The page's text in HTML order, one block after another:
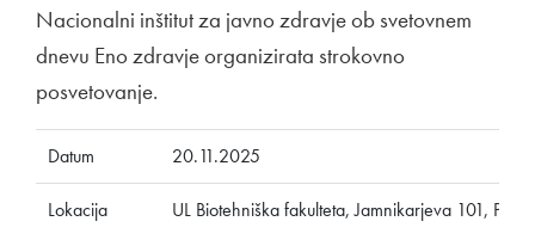
Nacionalni inštitut za javno zdravje ob svetovnem
dnevu Eno zdravje organizirata strokovno
posvetovanje.
Datum 20.11.2025
Lokacija UL Biotehniška fakulteta, Jamnikarjeva 101,